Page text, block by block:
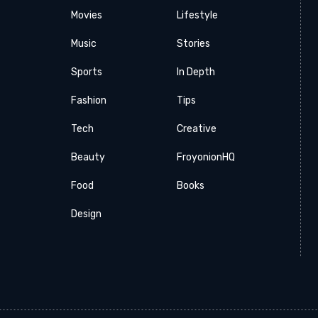
Movies
Music
Sports
Fashion
Tech
Beauty
Food
Design
Lifestyle
Stories
In Depth
Tips
Creative
FroyonionHQ
Books